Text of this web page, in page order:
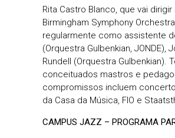
Rita Castro Blanco, que vai
Birmingham Symphony
regularmente como assistente
(Orquestra Gulbenkian, JONDE),
Rundell (Orquestra
conceituados mastros e
compromissos incluem
da Casa da Música, FIO e
CAMPUS JAZZ – PROGRAMA